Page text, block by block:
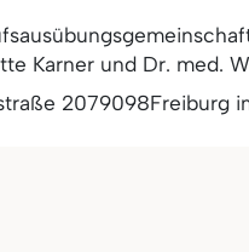
Karner und Dr. med.
2079098Freiburg